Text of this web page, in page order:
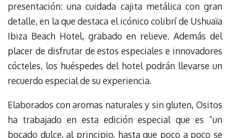
presentación: una cuidada cajita metálica con gran
detalle, en la que destaca el icónico colibrí de Ushuaïa
Ibiza Beach Hotel, grabado en relieve. Además del
placer de disfrutar de estos especiales e innovadores
cócteles, los huéspedes del hotel podrán llevarse un
recuerdo especial de su experiencia.
Elaborados con aromas naturales y sin gluten, Ositos
ha trabajado en esta edición especial que es “un
bocado dulce, al principio, hasta que poco a poco se